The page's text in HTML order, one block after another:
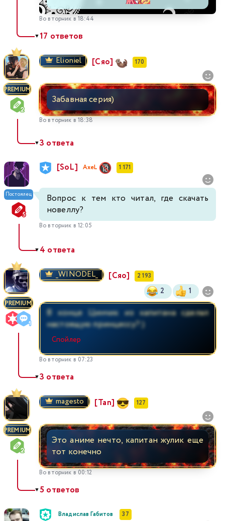
Во вторник в 18:44
▼17 ответов
PREMIUM
Elioniel [Сяо] 170
Забавная серия)
Во вторник в 18:38
▼3 ответа
Постоялец
[SoL] AxeL 1 171
Вопрос к тем кто читал, где скачать
новеллу?
Во вторник в 12:05
▼4 ответа
PREMIUM
_WINODEL_ [Сяо] 2 193
2 1
В конце Цинчик из капитана сделал
настоящую принцессу?:)
Спойлер
Во вторник в 07:23
▼3 ответа
PREMIUM
magesto [Tan] 127
Это аниме нечто, капитан жулик еще
тот конечно
Во вторник в 00:12
▼5 ответов
Владислав Габитов 37